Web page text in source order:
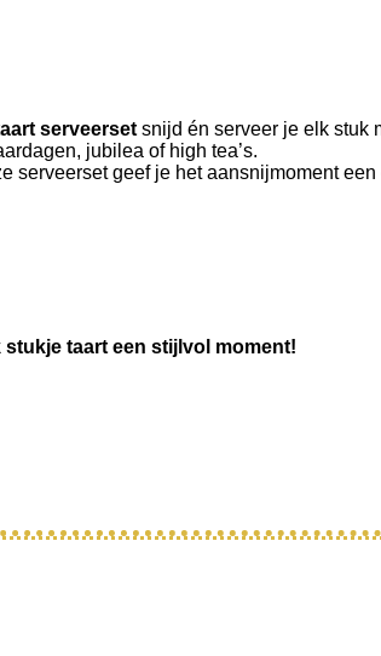
serveerset snijd én serveer je elk stuk
jubilea of high tea’s.
serveerset geef je het aansnijmoment
taart een stijlvol moment!